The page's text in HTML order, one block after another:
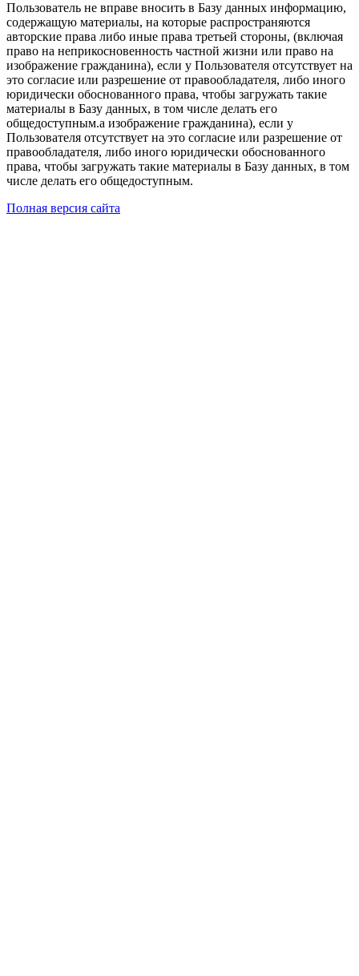
Пользователь не вправе вносить в Базу данных информацию,
содержащую материалы, на которые распространяются
авторские права либо иные права третьей стороны, (включая
право на неприкосновенность частной жизни или право на
изображение гражданина), если у Пользователя отсутствует на
это согласие или разрешение от правообладателя, либо иного
юридически обоснованного права, чтобы загружать такие
материалы в Базу данных, в том числе делать его
общедоступным.а изображение гражданина), если у
Пользователя отсутствует на это согласие или разрешение от
правообладателя, либо иного юридически обоснованного
права, чтобы загружать такие материалы в Базу данных, в том
числе делать его общедоступным.
Полная версия сайта